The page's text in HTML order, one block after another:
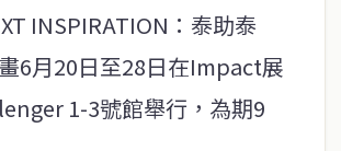
INSPIRATION：泰助泰
6月20日至28日在Impact展
1-3號館舉行，為期9